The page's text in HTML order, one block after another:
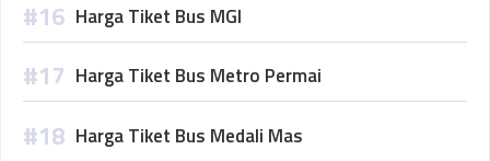
Harga Tiket Bus MGI
Harga Tiket Bus Metro Permai
Harga Tiket Bus Medali Mas